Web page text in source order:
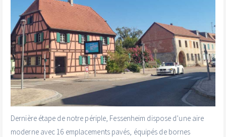
Dernière étape de notre périple, Fessenheim dispose d’une aire
moderne avec 16 emplacements pavés, équipés de bornes